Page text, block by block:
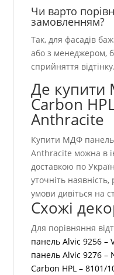
Чи варто
замовленням?
Так, для фасадів
або з менеджером,
сприйняття відтінку.
Де
Carbon
Anthracite
Купити МДФ панель
Anthracite можна в
доставкою по
уточніть наявність,
умови дивіться на
Схожі
Для порівняння
панель Alvic 9256 –
панель Alvic 9276 –
Carbon HPL – 8101/